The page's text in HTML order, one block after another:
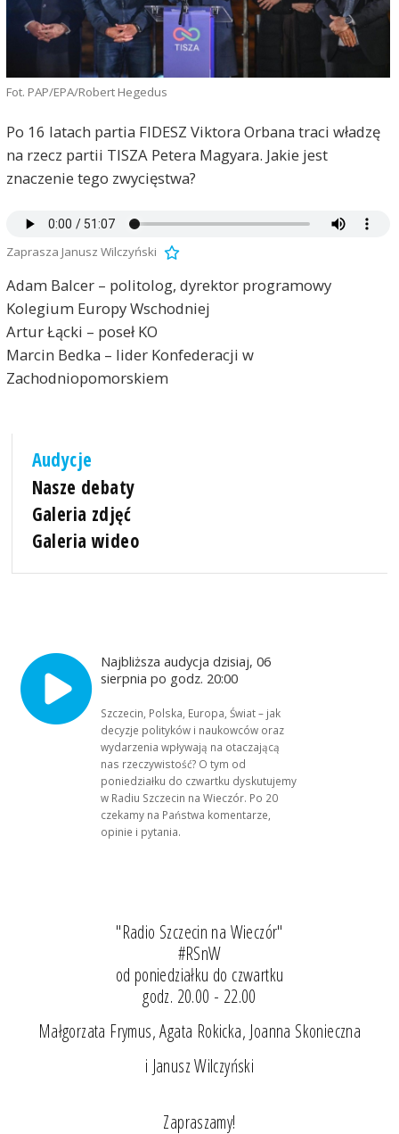
Fot. PAP/EPA/Robert Hegedus
Po 16 latach partia FIDESZ Viktora Orbana traci władzę
na rzecz partii TISZA Petera Magyara. Jakie jest
znaczenie tego zwycięstwa?
Zaprasza Janusz Wilczyński
Adam Balcer – politolog, dyrektor programowy
Kolegium Europy Wschodniej
Artur Łącki – poseł KO
Marcin Bedka – lider Konfederacji w
Zachodniopomorskiem
Audycje
Nasze debaty
Galeria zdjęć
Galeria wideo
Najbliższa audycja dzisiaj, 06
sierpnia po godz. 20:00
Szczecin, Polska, Europa, Świat – jak
decyzje polityków i naukowców oraz
wydarzenia wpływają na otaczającą
nas rzeczywistość? O tym od
poniedziałku do czwartku dyskutujemy
w Radiu Szczecin na Wieczór. Po 20
czekamy na Państwa komentarze,
opinie i pytania.
"Radio Szczecin na Wieczór"
#RSnW
od poniedziałku do czwartku
godz. 20.00 - 22.00
Małgorzata Frymus, Agata Rokicka, Joanna Skonieczna
i Janusz Wilczyński
Zapraszamy!